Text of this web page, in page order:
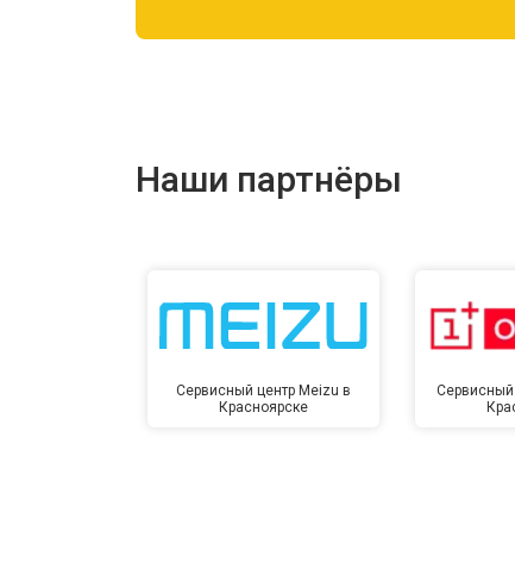
Наши партнёры
Сервисный центр Meizu в
Красноярске
Сервисный